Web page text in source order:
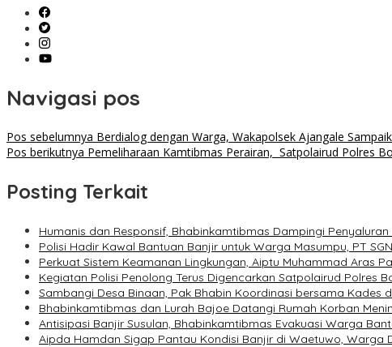
Navigasi pos
Pos sebelumnya Berdialog dengan Warga, Wakapolsek Ajangale
Pos berikutnya Pemeliharaan Kamtibmas Perairan, Satpolairud Polres
Posting Terkait
Humanis dan Responsif, Bhabinkamtibmas Dampingi
Polisi Hadir Kawal Bantuan Banjir untuk Warga Masumpu, PT
Perkuat Sistem Keamanan Lingkungan, Aiptu Muhammad Aras
Kegiatan Polisi Penolong Terus Digencarkan Satpolairud Polres
Sambangi Desa Binaan, Pak Bhabin Koordinasi bersama Kades
Bhabinkamtibmas dan Lurah Bajoe Datangi Rumah Korban
Antisipasi Banjir Susulan, Bhabinkamtibmas Evakuasi Warga
Aipda Hamdan Sigap Pantau Kondisi Banjir di Waetuwo, Warga